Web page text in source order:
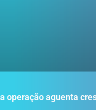
operação aguenta